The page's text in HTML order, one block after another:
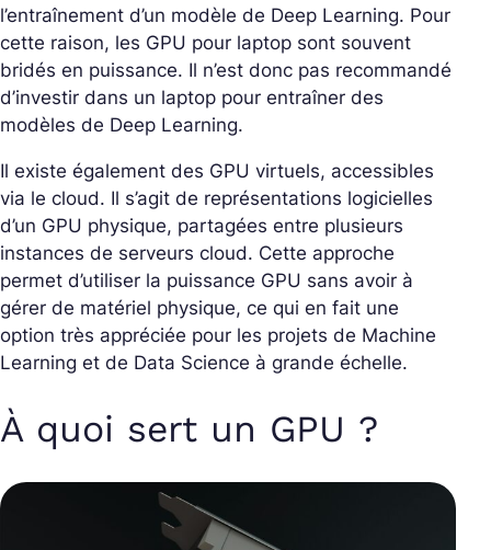
l’entraînement d’un modèle de Deep Learning. Pour
cette raison, les GPU pour laptop sont souvent
bridés en puissance. Il n’est donc pas recommandé
d’investir dans un laptop pour entraîner des
modèles de Deep Learning.
Il existe également des GPU virtuels, accessibles
via le cloud. Il s’agit de représentations logicielles
d’un GPU physique, partagées entre plusieurs
instances de serveurs cloud. Cette approche
permet d’utiliser la puissance GPU sans avoir à
gérer de matériel physique, ce qui en fait une
option très appréciée pour les projets de Machine
Learning et de Data Science à grande échelle.
À quoi sert un GPU ?